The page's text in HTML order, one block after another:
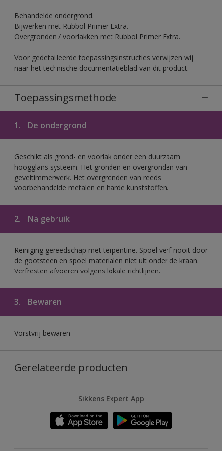
Behandelde ondergrond.
Bijwerken met Rubbol Primer Extra.
Overgronden / voorlakken met Rubbol Primer Extra.
Voor gedetailleerde toepassingsinstructies verwijzen wij
naar het technische documentatieblad van dit product.
Toepassingsmethode
1. De ondergrond
Geschikt als grond- en voorlak onder een duurzaam
hoogglans systeem. Het gronden en overgronden van
geveltimmerwerk. Het overgronden van reeds
voorbehandelde metalen en harde kunststoffen.
2. Na gebruik
Reiniging gereedschap met terpentine. Spoel verf nooit door
de gootsteen en spoel materialen niet uit onder de kraan.
Verfresten afvoeren volgens lokale richtlijnen.
3. Bewaren
Vorstvrij bewaren
Gerelateerde producten
Sikkens Expert App